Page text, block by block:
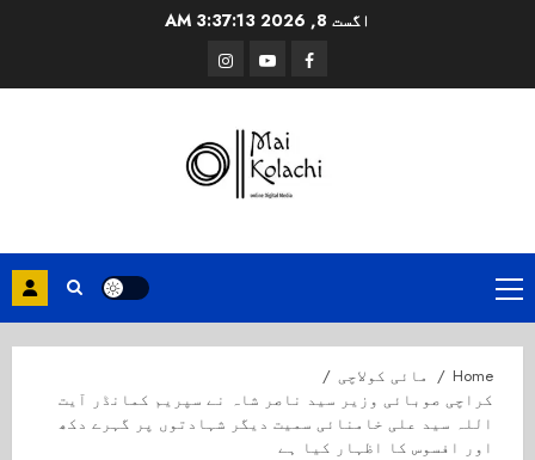
اگست 8, 2026 3:37:13 AM
Facebook
Youtube
Instagram
Primary
Menu
Home
مائی کولاچی
کراچی صوبائی وزیر سید ناصر شاہ نے سپریم کمانڈر آیت
اللہ سید علی خامنائی سمیت دیگر شہادتوں پر گہرے دکھ
اور افسوس کا اظہار کیا ہے